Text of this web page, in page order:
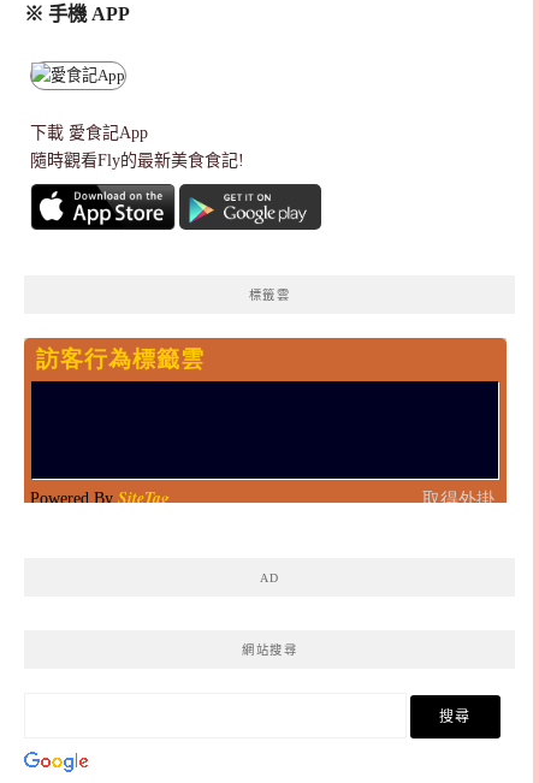
※ 手機 APP
下載 愛食記App
隨時觀看Fly的最新美食食記!
標籤雲
AD
網站搜尋